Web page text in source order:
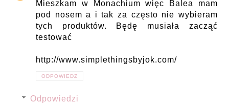
Mieszkam w Monachium więc Balea mam
pod nosem a i tak za często nie wybieram
tych produktów. Będę musiała zacząć
testować
http://www.simplethingsbyjok.com/
ODPOWIEDZ
Odpowiedzi